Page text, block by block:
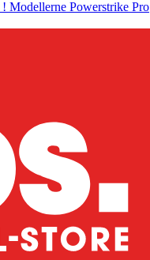
! Modellerne Powerstrike Pro